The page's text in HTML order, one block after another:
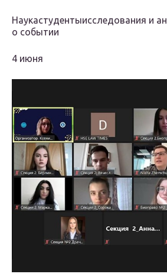
Наукастудентыисследования и
о событии
4 июня